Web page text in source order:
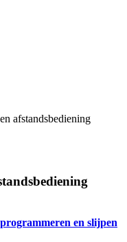
afstandsbediening
en slijpen